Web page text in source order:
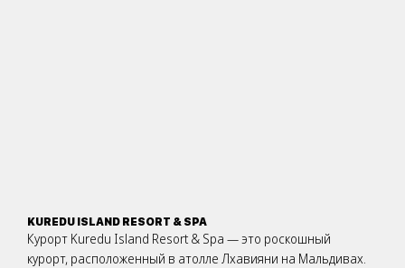
KUREDU ISLAND RESORT & SPA
Курорт Kuredu Island Resort & Spa — это роскошный
курорт, расположенный в атолле Лхавияни на Мальдивах.